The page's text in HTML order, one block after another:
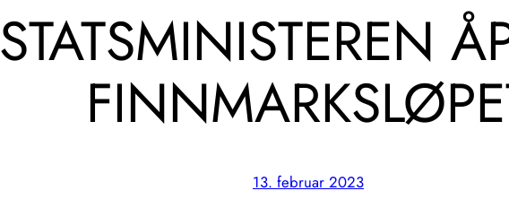
STATSMINISTEREN
13. februar 2023